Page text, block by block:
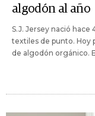
algodón al año
S.J. Jersey nació hace
textiles de punto. Hoy
de algodón orgánico.